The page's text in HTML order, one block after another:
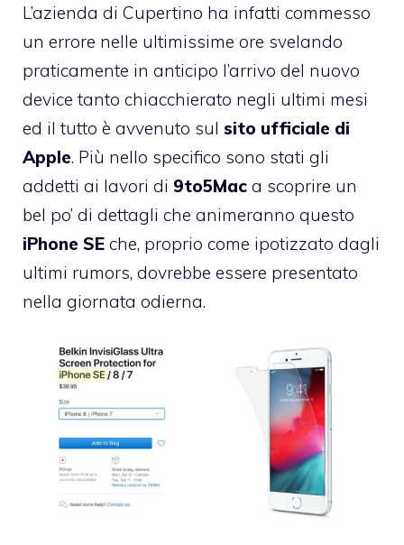
L’azienda di Cupertino ha infatti commesso
un errore nelle ultimissime ore svelando
praticamente in anticipo l’arrivo del nuovo
device tanto chiacchierato negli ultimi mesi
ed il tutto è avvenuto sul sito ufficiale di
Apple. Più nello specifico sono stati gli
addetti ai lavori di 9to5Mac a scoprire un
bel po’ di dettagli che animeranno questo
iPhone SE che, proprio come ipotizzato dagli
ultimi rumors, dovrebbe essere presentato
nella giornata odierna.